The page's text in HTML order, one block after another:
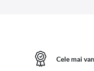
Cele mai